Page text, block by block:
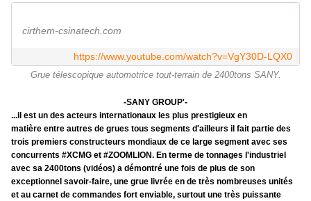
cirthem-csinatech.com
https://www.youtube.com/watch?v=VgY30D-LQX0
Grue télescopique automotrice tout-terrain de 2400tons SANY.
-SANY GROUP'-
...il est un des acteurs internationaux les plus prestigieux en
matière entre autres de grues tous segments d'ailleurs il fait partie des
trois premiers constructeurs mondiaux de ce large segment avec ses
concurrents #XCMG et #ZOOMLION. En terme de tonnages l'industriel
avec sa 2400tons (vidéos) a démontré une fois de plus de son
exceptionnel savoir-faire, une grue livrée en de très nombreuses unités
et au carnet de commandes fort enviable, surtout une très puissante